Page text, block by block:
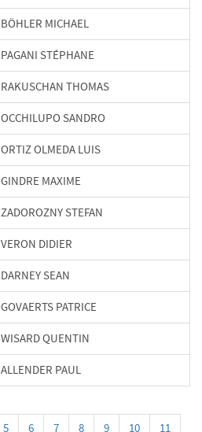
BÖHLER MICHAEL
PAGANI STÉPHANE
RAKUSCHAN THOMAS
OCCHILUPO SANDRO
ORTIZ OLMEDA LUIS
GINDRE MAXIME
ZADOROZNY STEFAN
VERON DIDIER
DARNEY SEAN
GOVAERTS PATRICE
WISARD QUENTIN
ALLENDER PAUL
5 6 7 8 9 10 11